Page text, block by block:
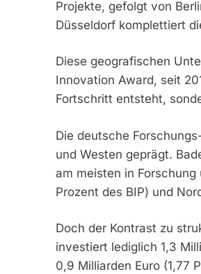
Projekte, gefolgt von
Düsseldorf komplettiert
Diese geografischen
Innovation Award, seit
Fortschritt entsteht,
Die deutsche
und Westen geprägt.
am meisten in
Prozent des BIP) und
Doch der Kontrast zu
investiert lediglich 1,3
0,9 Milliarden Euro (1,77